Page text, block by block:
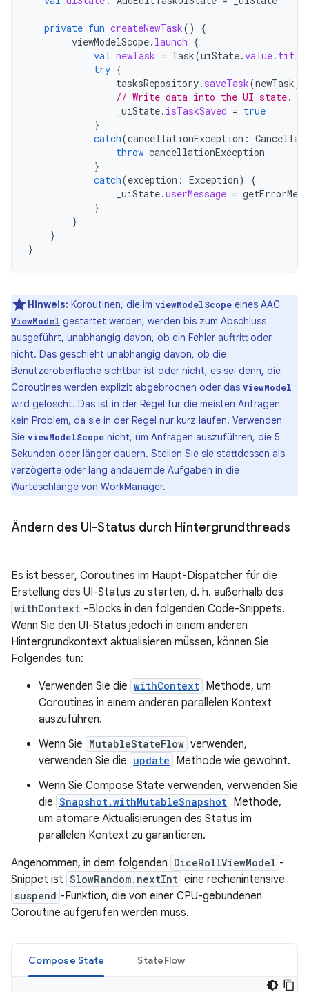
private fun createNewTask()
{
viewModelScope. launch {
val newTask = Task(uiState.value. title
try {
tasksRepository. saveTask(newTask)
// Write data into the UI state.
_uiState. isTaskSaved = true
}
catch(cancellationException :
throw cancellationException
}
catch(exception : Exception)
{
_uiState.userMessage =
}
}
}
}
Hinweis: Koroutinen, die im viewModelScope eines AAC
ViewModel gestartet werden, werden bis zum Abschluss
ausgeführt, unabhängig davon, ob ein Fehler auftritt oder
nicht. Das geschieht unabhängig davon, ob die
Benutzeroberfläche sichtbar ist oder nicht, es sei denn, die
Coroutines werden explizit abgebrochen oder das ViewModel
wird gelöscht. Das ist in der Regel für die meisten Anfragen
kein Problem, da sie in der Regel nur kurz laufen. Verwenden
Sie viewModelScope nicht, um Anfragen auszuführen, die 5
Sekunden oder länger dauern. Stellen Sie sie stattdessen als
verzögerte oder lang andauernde Aufgaben in die
Warteschlange von WorkManager.
Ändern des UI-Status durch Hintergrundthreads
Es ist besser, Coroutines im Haupt-Dispatcher für die
Erstellung des UI-Status zu starten, d. h. außerhalb des
withContext -Blocks in den folgenden Code-Snippets.
Wenn Sie den UI-Status jedoch in einem anderen
Hintergrundkontext aktualisieren müssen, können Sie
Folgendes tun:
Verwenden Sie die withContext Methode, um
Coroutines in einem anderen parallelen Kontext
auszuführen.
Wenn Sie MutableStateFlow verwenden,
verwenden Sie die update Methode wie gewohnt.
Wenn Sie Compose State verwenden, verwenden Sie
die Snapshot.withMutableSnapshot Methode,
um atomare Aktualisierungen des Status im
parallelen Kontext zu garantieren.
Angenommen, in dem folgenden DiceRollViewModel -
Snippet ist SlowRandom.nextInt eine rechenintensive
suspend -Funktion, die von einer CPU-gebundenen
Coroutine aufgerufen werden muss.
Compose State StateFlow